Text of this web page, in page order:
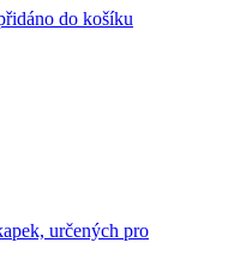
do košíku
určených pro